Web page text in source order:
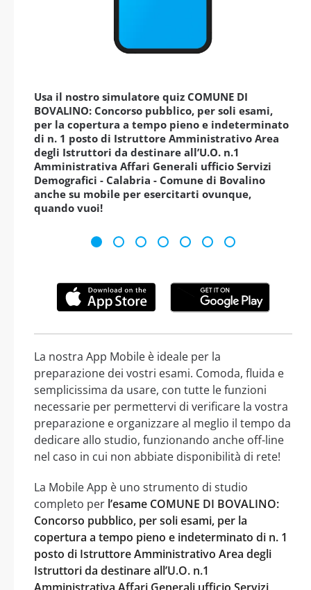
Usa il nostro simulatore quiz COMUNE DI
BOVALINO: Concorso pubblico, per soli esami,
per la copertura a tempo pieno e indeterminato
di n. 1 posto di Istruttore Amministrativo Area
degli Istruttori da destinare all’U.O. n.1
Amministrativa Affari Generali ufficio Servizi
Demografici - Calabria - Comune di Bovalino
anche su mobile per esercitarti ovunque,
quando vuoi!
La nostra App Mobile è ideale per la
preparazione dei vostri esami. Comoda, fluida e
semplicissima da usare, con tutte le funzioni
necessarie per permettervi di verificare la vostra
preparazione e organizzare al meglio il tempo da
dedicare allo studio, funzionando anche off-line
nel caso in cui non abbiate disponibilità di rete!
La Mobile App è uno strumento di studio
completo per l’esame COMUNE DI BOVALINO:
Concorso pubblico, per soli esami, per la
copertura a tempo pieno e indeterminato di n. 1
posto di Istruttore Amministrativo Area degli
Istruttori da destinare all’U.O. n.1